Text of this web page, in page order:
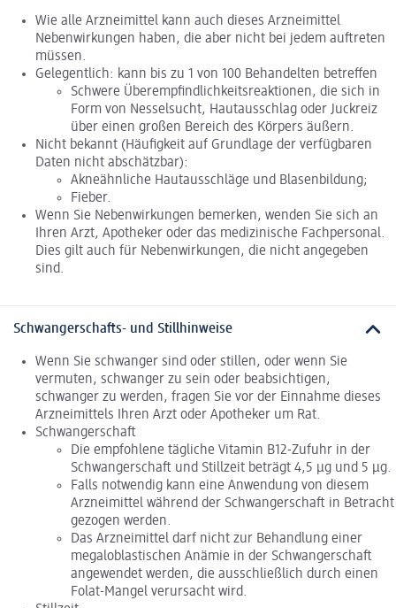
Wie alle Arzneimittel kann auch dieses Arzneimittel
Nebenwirkungen haben, die aber nicht bei jedem auftreten
müssen.
Gelegentlich: kann bis zu 1 von 100 Behandelten betreffen
Schwere Überempfindlichkeitsreaktionen, die sich in
Form von Nesselsucht, Hautausschlag oder Juckreiz
über einen großen Bereich des Körpers äußern.
Nicht bekannt (Häufigkeit auf Grundlage der verfügbaren
Daten nicht abschätzbar):
Akneähnliche Hautausschläge und Blasenbildung;
Fieber.
Wenn Sie Nebenwirkungen bemerken, wenden Sie sich an
Ihren Arzt, Apotheker oder das medizinische Fachpersonal.
Dies gilt auch für Nebenwirkungen, die nicht angegeben
sind.
Schwangerschafts- und Stillhinweise
Wenn Sie schwanger sind oder stillen, oder wenn Sie
vermuten, schwanger zu sein oder beabsichtigen,
schwanger zu werden, fragen Sie vor der Einnahme dieses
Arzneimittels Ihren Arzt oder Apotheker um Rat.
Schwangerschaft
Die empfohlene tägliche Vitamin B12-Zufuhr in der
Schwangerschaft und Stillzeit beträgt 4,5 µg und 5 µg.
Falls notwendig kann eine Anwendung von diesem
Arzneimittel während der Schwangerschaft in Betracht
gezogen werden.
Das Arzneimittel darf nicht zur Behandlung einer
megaloblastischen Anämie in der Schwangerschaft
angewendet werden, die ausschließlich durch einen
Folat-Mangel verursacht wird.